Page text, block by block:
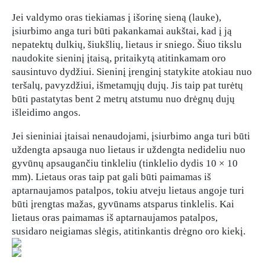
Jei valdymo oras tiekiamas į išorinę sieną (lauke),
įsiurbimo anga turi būti pakankamai aukštai, kad į ją
nepatektų dulkių, šiukšlių, lietaus ir sniego. Šiuo tikslu
naudokite sieninį įtaisą, pritaikytą atitinkamam oro
sausintuvo dydžiui. Sieninį įrenginį statykite atokiau nuo
teršalų, pavyzdžiui, išmetamųjų dujų. Jis taip pat turėtų
būti pastatytas bent 2 metrų atstumu nuo drėgnų dujų
išleidimo angos.
Jei sieniniai įtaisai nenaudojami, įsiurbimo anga turi būti
uždengta apsauga nuo lietaus ir uždengta nedideliu nuo
gyvūnų apsaugančiu tinkleliu (tinklelio dydis 10 × 10
mm). Lietaus oras taip pat gali būti paimamas iš
aptarnaujamos patalpos, tokiu atveju lietaus angoje turi
būti įrengtas mažas, gyvūnams atsparus tinklelis. Kai
lietaus oras paimamas iš aptarnaujamos patalpos,
susidaro neigiamas slėgis, atitinkantis drėgno oro kiekį.